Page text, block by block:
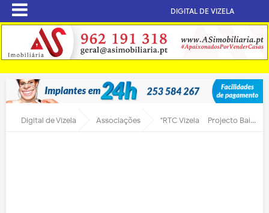
DIGITAL DE VIZELA
Digital de Vizela Associações "RTC Vizela – Projecto BaiCiência “Além Fronteiras” – Take 2